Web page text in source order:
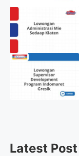
Latest Post